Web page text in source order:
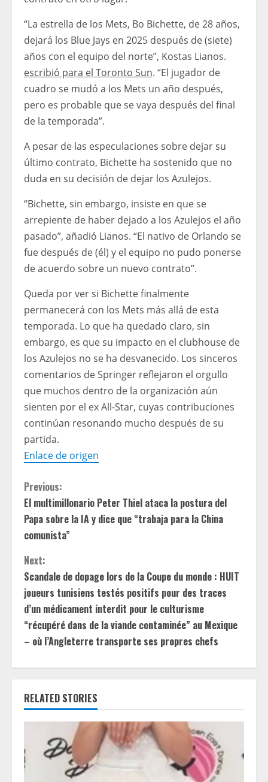
“La estrella de los Mets, Bo Bichette, de 28 años,
dejará los Blue Jays en 2025 después de (siete)
años con el equipo del norte”, Kostas Lianos.
escribió para el Toronto Sun. “El jugador de
cuadro se mudó a los Mets un año después,
pero es probable que se vaya después del final
de la temporada”.
A pesar de las especulaciones sobre dejar su
último contrato, Bichette ha sostenido que no
duda en su decisión de dejar los Azulejos.
“Bichette, sin embargo, insiste en que se
arrepiente de haber dejado a los Azulejos el año
pasado”, añadió Lianos. “El nativo de Orlando se
fue después de (él) y el equipo no pudo ponerse
de acuerdo sobre un nuevo contrato”.
Queda por ver si Bichette finalmente
permanecerá con los Mets más allá de esta
temporada. Lo que ha quedado claro, sin
embargo, es que su impacto en el clubhouse de
los Azulejos no se ha desvanecido. Los sinceros
comentarios de Springer reflejaron el orgullo
que muchos dentro de la organización aún
sienten por el ex All-Star, cuyas contribuciones
continúan resonando mucho después de su
partida.
Enlace de origen
C
o
n
t
i
n
u
e
R
e
a
d
Previous:
El multimillonario Peter Thiel ataca la postura del
Papa sobre la IA y dice que “trabaja para la China
comunista”
Next:
Scandale de dopage lors de la Coupe du monde : HUIT
joueurs tunisiens testés positifs pour des traces
d’un médicament interdit pour le culturisme
“récupéré dans de la viande contaminée” au Mexique
– où l’Angleterre transporte ses propres chefs
RELATED STORIES